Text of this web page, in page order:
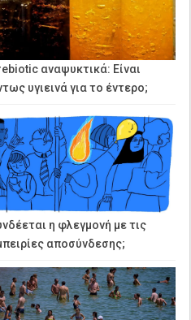
αναψυκτικά: Είναι
υγιεινά για το έντερο;
η φλεγμονή με τις
αποσύνδεσης;